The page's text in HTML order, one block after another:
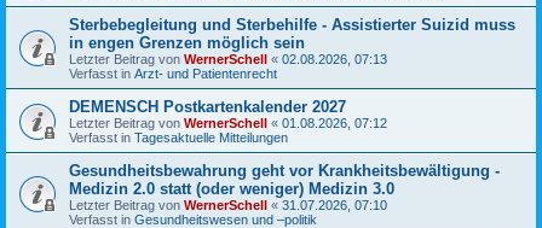
Sterbebegleitung und Sterbehilfe - Assistierter Suizid muss
in engen Grenzen möglich sein
Letzter Beitrag von WernerSchell « 02.08.2026, 07:13
Verfasst in Arzt- und Patientenrecht
DEMENSCH Postkartenkalender 2027
Letzter Beitrag von WernerSchell « 01.08.2026, 07:12
Verfasst in Tagesaktuelle Mitteilungen
Gesundheitsbewahrung geht vor Krankheitsbewältigung -
Medizin 2.0 statt (oder weniger) Medizin 3.0
Letzter Beitrag von WernerSchell « 31.07.2026, 07:10
Verfasst in Gesundheitswesen und –politik